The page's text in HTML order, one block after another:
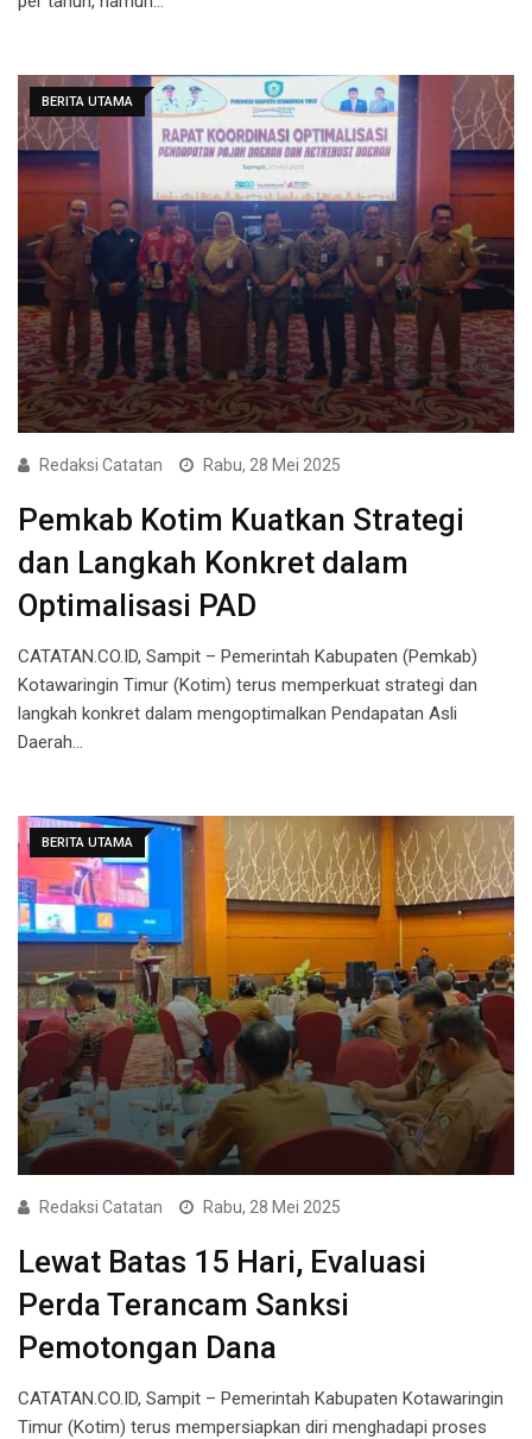
BERITA UTAMA
Redaksi Catatan Rabu, 28 Mei 2025
Pemkab Kotim Kuatkan Strategi
dan Langkah Konkret dalam
Optimalisasi PAD
CATATAN.CO.ID, Sampit – Pemerintah Kabupaten (Pemkab)
Kotawaringin Timur (Kotim) terus memperkuat strategi dan
langkah konkret dalam mengoptimalkan Pendapatan Asli
Daerah…
BERITA UTAMA
Redaksi Catatan Rabu, 28 Mei 2025
Lewat Batas 15 Hari, Evaluasi
Perda Terancam Sanksi
Pemotongan Dana
CATATAN.CO.ID, Sampit – Pemerintah Kabupaten Kotawaringin
Timur (Kotim) terus mempersiapkan diri menghadapi proses